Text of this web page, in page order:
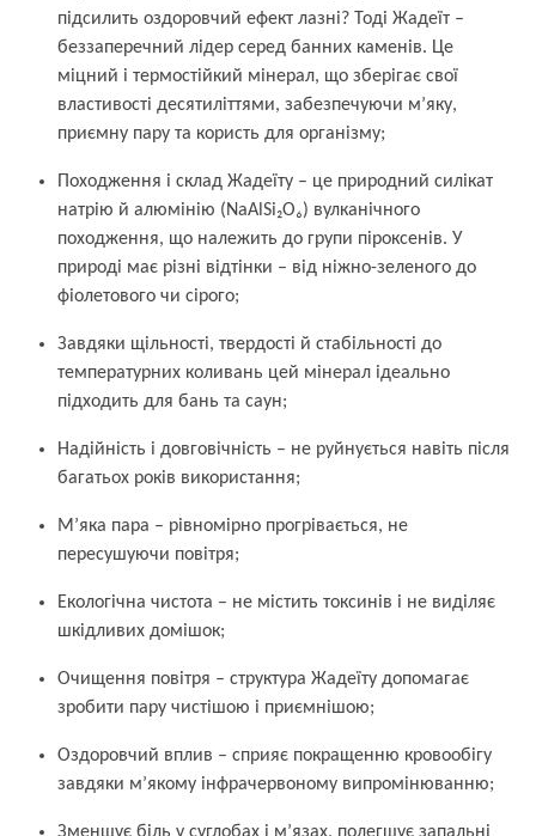
підсилить оздоровчий ефект лазні? Тоді Жадеїт –
беззаперечний лідер серед банних каменів. Це
міцний і термостійкий мінерал, що зберігає свої
властивості десятиліттями, забезпечуючи м’яку,
приємну пару та користь для організму;
Походження і склад Жадеїту – це природний силікат
натрію й алюмінію (NaAlSi₂O₆) вулканічного
походження, що належить до групи піроксенів. У
природі має різні відтінки – від ніжно-зеленого до
фіолетового чи сірого;
Завдяки щільності, твердості й стабільності до
температурних коливань цей мінерал ідеально
підходить для бань та саун;
Надійність і довговічність – не руйнується навіть після
багатьох років використання;
М’яка пара – рівномірно прогрівається, не
пересушуючи повітря;
Екологічна чистота – не містить токсинів і не виділяє
шкідливих домішок;
Очищення повітря – структура Жадеїту допомагає
зробити пару чистішою і приємнішою;
Оздоровчий вплив – сприяє покращенню кровообігу
завдяки м’якому інфрачервоному випромінюванню;